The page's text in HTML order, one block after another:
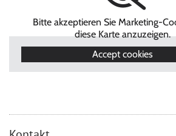
Bitte akzeptieren Sie Marketing-
diese Karte anzuzeigen.
Accept cookies